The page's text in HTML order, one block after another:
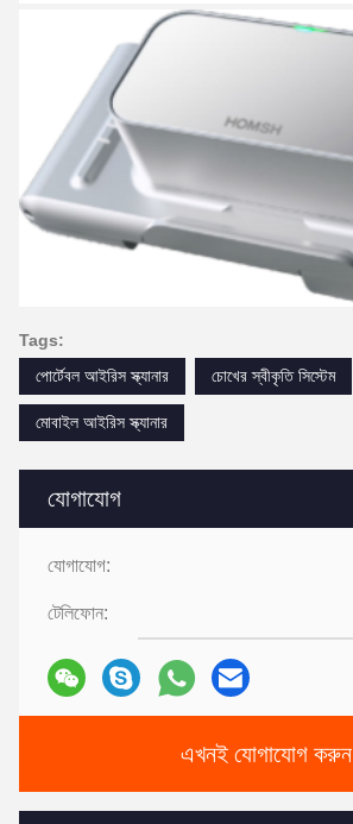
যোগাযোগ
যোগাযোগ:
টেলিফোন:
এখনই যোগাযোগ করুন
Tags:
পোর্টেবল আইরিস স্ক্যানার
চোখের স্বীকৃতি সিস্টেম
মোবাইল আইরিস স্ক্যানার